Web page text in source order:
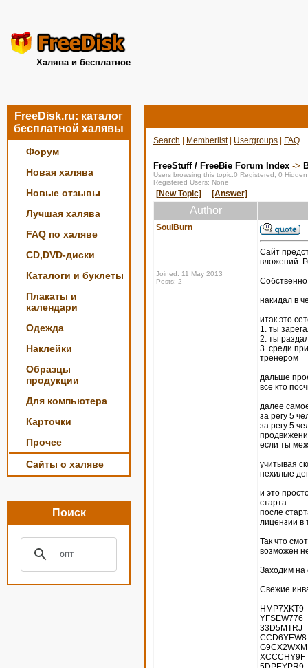
Халява и бесплатное
FreeDisk.ru: каталог
бесплатной халявы
Форум
Новая халява
Новые отзывы
Лучшая халява
FAQ по халяве
CD,DVD-диски
Каталоги и буклеты
Плакаты и
календари
Одежда
Наклейки
Образцы
продукции
Для компьютера
Карточки
Прочее
Сайты о халяве
Поиск
Search Memberlist| Usergroups FAQ
FreeStuff / FreeBie Forum Index ->
Users browsing this topic:0 Registered, 0
Registered Users: None
[New Topic] [Answer]
Author
SoulBurn
Joined: 11 May 2013
Posts: 2
Cайт
вложений.
накидал в
итак это
1. ты
2. ты
3. среди
тренером
дальше
все кто
далее
за регу 5
за регу 5
если ты
учитывая
нехилые
и это
старта.
после
лицензии в
Так что
возможен
Заходим на
Свежие
HMP7XKT9
YFSEW776
33D5MTRJ
CCD6YEW8
G9CX2WXM
XCCCHY9F